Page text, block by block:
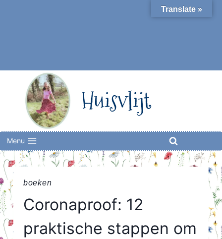
Huisvlijt
Menu
boeken
Coronaproof: 12
praktische stappen om
Translate »